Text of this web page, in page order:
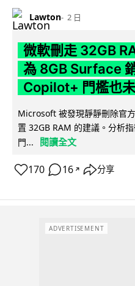
Lawton 2 日
微軟刪走 32GB
為 8GB Surface
Copilot+ 門檻也
Microsoft 被發現靜靜刪除官
置 32GB RAM 的建議。分析
門...
閱讀全文
170 16 ↗ 分享
ADVERTISEMENT